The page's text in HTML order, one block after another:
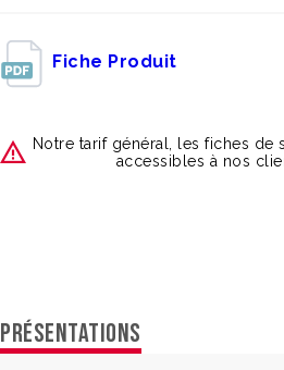
Fiche Produit
Notre tarif général, les fiches de
accessibles à nos
PRÉSENTATIONS